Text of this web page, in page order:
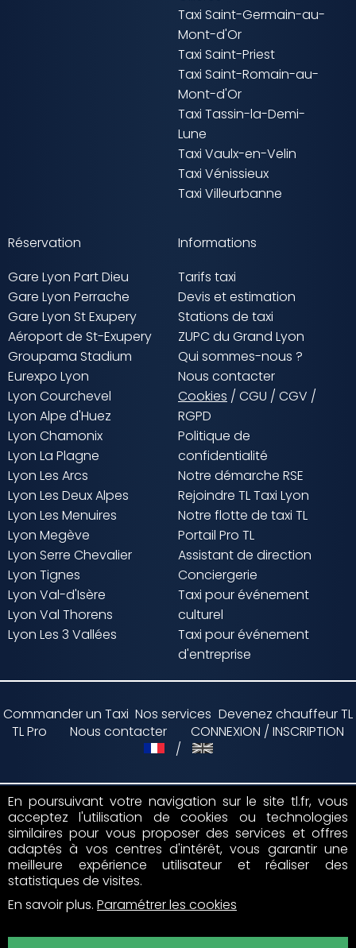
Taxi Saint-Germain-au-
Mont-d'Or
Taxi Saint-Priest
Taxi Saint-Romain-au-
Mont-d'Or
Taxi Tassin-la-Demi-
Lune
Taxi Vaulx-en-Velin
Taxi Vénissieux
Taxi Villeurbanne
Réservation
Gare Lyon Part Dieu
Gare Lyon Perrache
Gare Lyon St Exupery
Aéroport de St-Exupery
Groupama Stadium
Eurexpo Lyon
Lyon Courchevel
Lyon Alpe d'Huez
Lyon Chamonix
Lyon La Plagne
Lyon Les Arcs
Lyon Les Deux Alpes
Lyon Les Menuires
Lyon Megève
Lyon Serre Chevalier
Lyon Tignes
Lyon Val-d'Isère
Lyon Val Thorens
Lyon Les 3 Vallées
Informations
Tarifs taxi
Devis et estimation
Stations de taxi
ZUPC du Grand Lyon
Qui sommes-nous ?
Nous contacter
Cookies / CGU / CGV /
RGPD
Politique de
confidentialité
Notre démarche RSE
Rejoindre TL Taxi Lyon
Notre flotte de taxi TL
Portail Pro TL
Assistant de direction
Conciergerie
Taxi pour événement
culturel
Taxi pour événement
d'entreprise
Commander un Taxi Nos services Devenez chauffeur TL
TL Pro
Nous contacter
CONNEXION / INSCRIPTION
/
Paiement par
Suivez nous sur
En poursuivant votre navigation sur le site tl.fr, vous
acceptez l'utilisation de cookies ou technologies
similaires pour vous proposer des services et offres
adaptés à vos centres d'intérêt, vous garantir une
meilleure expérience utilisateur et réaliser des
statistiques de visites.
En savoir plus. Paramétrer les cookies